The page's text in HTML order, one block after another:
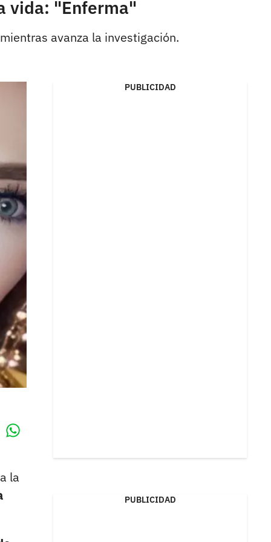
vida: "Enferma"
avanza la investigación.
la
PUBLICIDAD
PUBLICIDAD